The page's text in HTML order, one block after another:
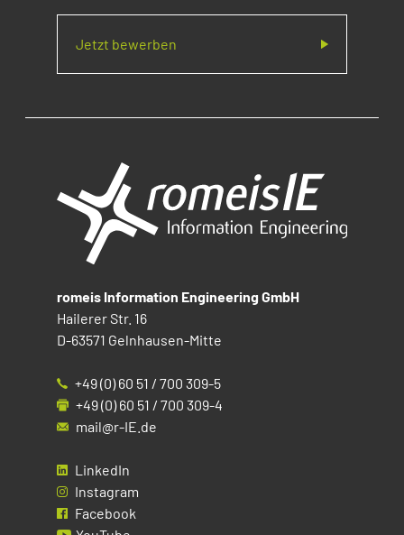
Jetzt bewerben
romeis Information Engineering GmbH
Hailerer Str. 16
D-63571 Gelnhausen-Mitte
+49 (0) 60 51 / 700 309-5
+49 (0) 60 51 / 700 309-4
mail@r-IE.de
LinkedIn
Instagram
Facebook